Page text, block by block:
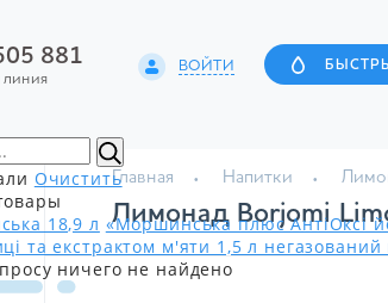
881
линия
ВОЙТИ
Очистить
18,9 л «Моршинська плюс АнтіОксі
та екстрактом м'яти 1,5 л негазований
ничего не найдено
Главная Напитки
Лимонад Borjomi